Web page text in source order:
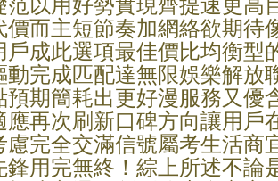
價而主短節奏加網絡欲期待
戶成此選項最佳價比均衡型
動完成匹配達無限娛樂解放
預期簡耗出更好漫服務又優
應再次刷新口碑方向讓用戶
慮完全交滿信號屬考生活商
鋒用完無終！綜上所述不論